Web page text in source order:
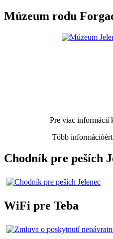
Múzeum rodu
Pre viac informácií
Több
Chodník pre peších
WiFi pre Teba